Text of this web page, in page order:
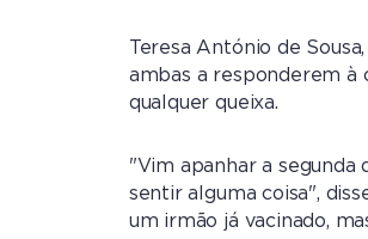
Teresa António de
ambas a responderem à
qualquer queixa.
"Vim apanhar a segunda
sentir alguma coisa",
um irmão já vacinado,